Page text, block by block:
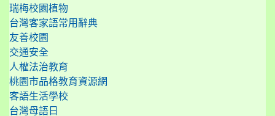
瑞梅校園植物
台灣客家語常用辭典
友善校園
交通安全
人權法治教育
桃園市品格教育資源網
客語生活學校
台灣母語日